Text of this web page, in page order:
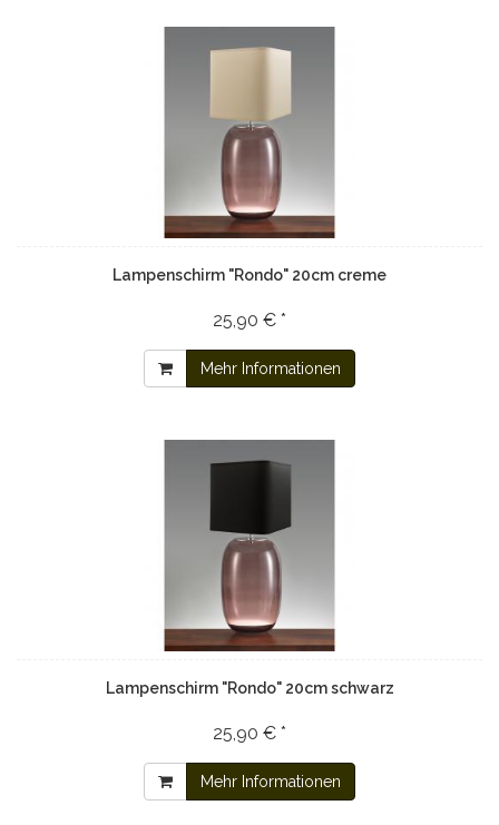
Lampenschirm "Rondo" 20cm creme
25,90 € *
Mehr Informationen
Lampenschirm "Rondo" 20cm schwarz
25,90 € *
Mehr Informationen